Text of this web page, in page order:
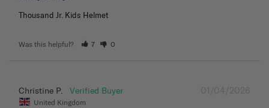
Thousand Jr. Kids Helmet
Was this helpful? 7 0
01/04/2026
Christine P.
United Kingdom